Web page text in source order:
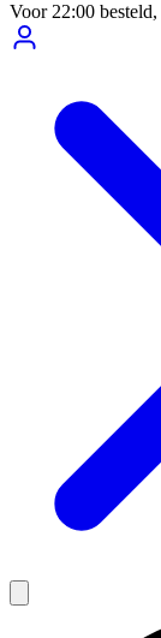
Voor22:00 besteld,